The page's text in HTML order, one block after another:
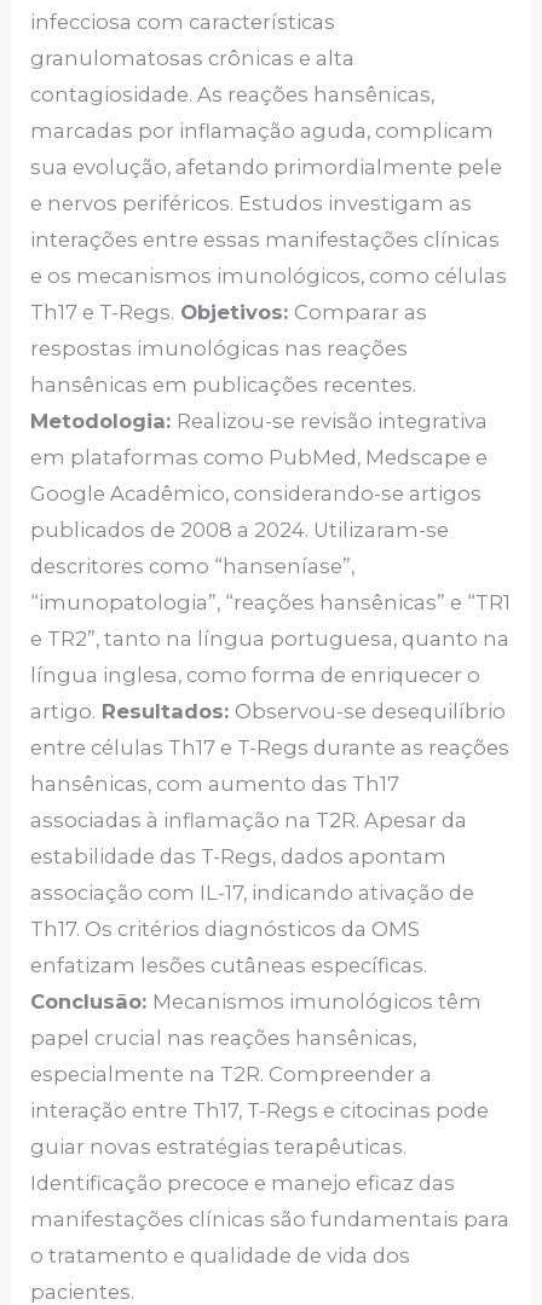
infecciosa com características
granulomatosas crônicas e alta
contagiosidade. As reações hansênicas,
marcadas por inflamação aguda, complicam
sua evolução, afetando primordialmente pele
e nervos periféricos. Estudos investigam as
interações entre essas manifestações clínicas
e os mecanismos imunológicos, como células
Th17 e T-Regs. Objetivos: Comparar as
respostas imunológicas nas reações
hansênicas em publicações recentes.
Metodologia: Realizou-se revisão integrativa
em plataformas como PubMed, Medscape e
Google Acadêmico, considerando-se artigos
publicados de 2008 a 2024. Utilizaram-se
descritores como “hanseníase”,
“imunopatologia”, “reações hansênicas” e “TR1
e TR2”, tanto na língua portuguesa, quanto na
língua inglesa, como forma de enriquecer o
artigo. Resultados: Observou-se desequilíbrio
entre células Th17 e T-Regs durante as reações
hansênicas, com aumento das Th17
associadas à inflamação na T2R. Apesar da
estabilidade das T-Regs, dados apontam
associação com IL-17, indicando ativação de
Th17. Os critérios diagnósticos da OMS
enfatizam lesões cutâneas específicas.
Conclusão: Mecanismos imunológicos têm
papel crucial nas reações hansênicas,
especialmente na T2R. Compreender a
interação entre Th17, T-Regs e citocinas pode
guiar novas estratégias terapêuticas.
Identificação precoce e manejo eficaz das
manifestações clínicas são fundamentais para
o tratamento e qualidade de vida dos
pacientes.